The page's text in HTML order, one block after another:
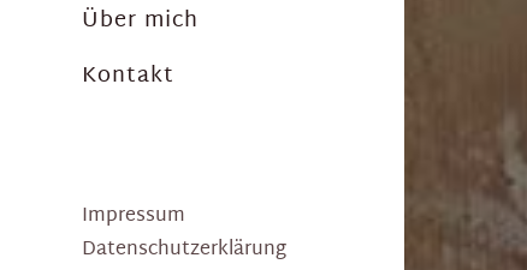
Über mich
Kontakt
Impressum
Datenschutzerklärung